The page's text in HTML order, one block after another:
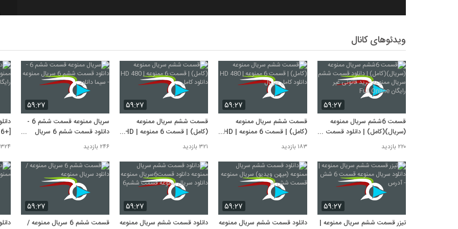
8
10
ویدئوهای کانال
۵۹:۲۷
قسمت 6ششم سریال ممنوعه
(سریال)(کامل) | دانلود قسمت
ششم سریال ممنوعه خرید قانونی
غیر رایگان Full Online
۲۲۰ بازدید
۵۹:۲۷
قسمت ششم سریال ممنوعه
(کامل) | قسمت 6 ممنوعه | HD
480 دانلود کامل سریال
۱۸۳ بازدید
۵۹:۲۷
قسمت ششم سریال ممنوعه
(کامل) | قسمت 6 ممنوعه | HD
480 دانلود کامل
۳۲۱ بازدید
۵۹:۲۷
سریال ممنوعه قسمت ششم 6 -
دانلود قسمت ششم 6 سریال
ممنوعه - سیما دانلود
۲۴۶ بازدید ۳۲۴ بازدید
۵۹:۲۷
تیزر قسمت ششم سریال ممنوعه |
۵۹:۲۷
دانلود قسمت ششم سریال ممنوعه
۵۹:۲۷
دانلود قسمت ششم سریال ممنوعه
۵۹:۲۷
قسمت ششم 6 سریال ممنوعه /